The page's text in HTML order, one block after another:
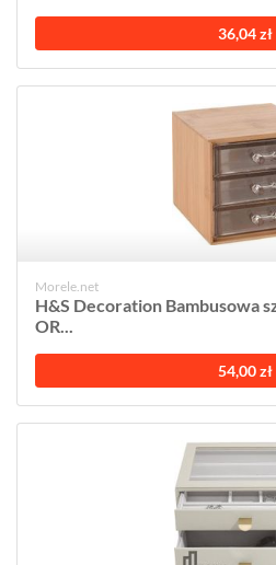
36,04 zł
Morele.net
H&S Decoration Bambusowa
OR...
54,00 zł